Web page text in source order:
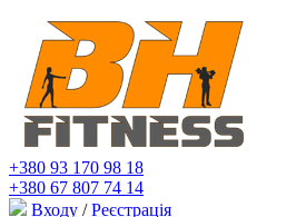
+380 93 170 98 18
+380 67 807 74 14
Входу / Реєстрація